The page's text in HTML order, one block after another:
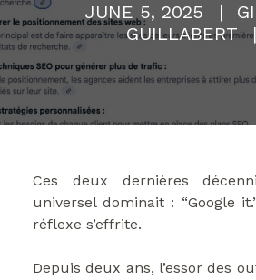
JUNE 5, 2025
GUILLABERT
Ces deux dernières
universel dominait : “Google
réflexe s’effrite.
Depuis deux ans, l’essor des